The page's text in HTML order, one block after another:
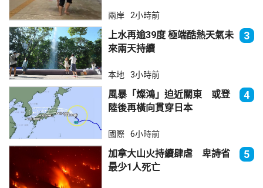
兩岸 2小時前
上水再逾39度 極端酷熱天氣未
來兩天持續
3
本地 3小時前
風暴「燦鴻」迫近關東 或登
陸後再橫向貫穿日本
4
國際 6小時前
加拿大山火持續肆虐 卑詩省
最少1人死亡
5